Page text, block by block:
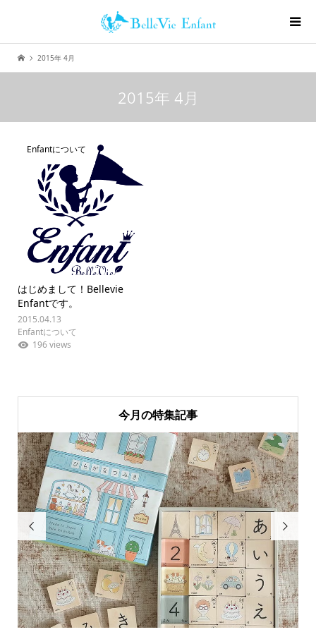
2015年 4月
2015年 4月
Enfantについて
はじめまして！Bellevie
Enfantです。
2015.04.13
Enfantについて
196 views
今月の特集記事
 